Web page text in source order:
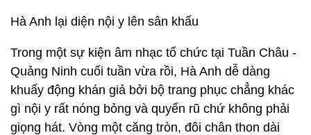
Hà Anh lại diện nội y lên sân khấu
Trong một sự kiện âm nhạc tổ chức tại Tuần Châu -
Quảng Ninh cuối tuần vừa rồi, Hà Anh dễ dàng
khuấy động khán giả bởi bộ trang phục chẳng khác
gì nội y rất nóng bỏng và quyến rũ chứ không phải
giọng hát. Vòng một căng tròn, đôi chân thon dài